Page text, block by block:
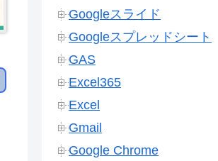
Googleスライド
Googleスプレッドシート
GAS
Excel365
Excel
Gmail
Google Chrome